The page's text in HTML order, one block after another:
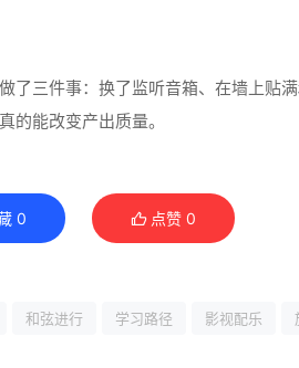
了三件事：换了监听音箱、在墙上贴满
的能改变产出质量。
0 点赞 0
和弦进行 学习路径 影视配乐